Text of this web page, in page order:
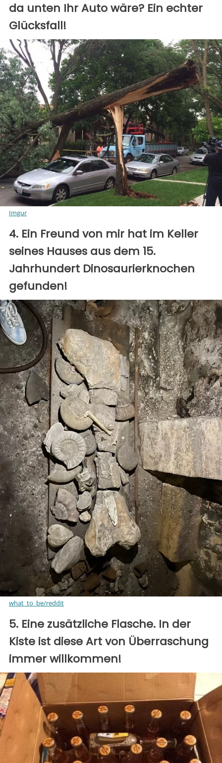
da unten Ihr Auto wäre? Ein echter
Glücksfall!
Imgur
4. Ein Freund von mir hat im Keller
seines Hauses aus dem 15.
Jahrhundert Dinosaurierknochen
gefunden!
what_to_be/reddit
5. Eine zusätzliche Flasche. In der
Kiste ist diese Art von Überraschung
immer willkommen!